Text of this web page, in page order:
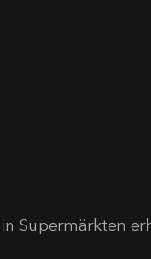
Supermärkten